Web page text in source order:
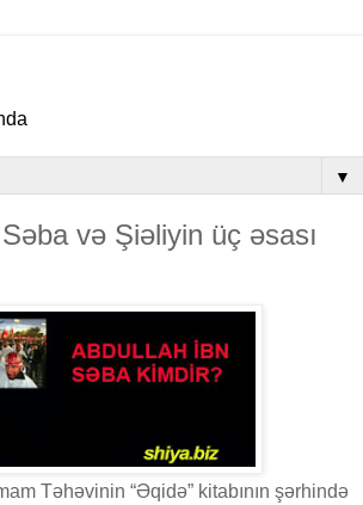
▼
və Şiəliyin üç əsası
Təhəvinin “Əqidə” kitabının şərhində